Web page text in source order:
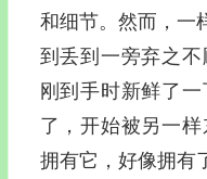
和细节。然而，一
到丢到一旁弃之不
刚到手时新鲜了
了，开始被另一
拥有它，好像拥有